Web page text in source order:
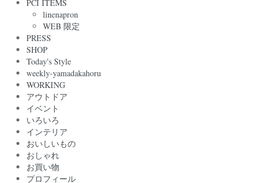
PCI ITEMS
linenapron
WEB 限定
PRESS
SHOP
Today's Style
weekly-yamadakahoru
WORKING
アウトドア
イベント
いろいろ
インテリア
おいしいもの
おしゃれ
お買い物
プロフィール